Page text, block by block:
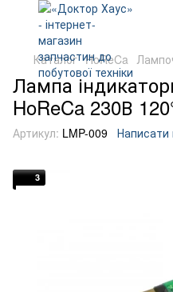
Каталог HoReCa
Лампа
HoReCa 230В
Артикул: LMP-009 Написати
3